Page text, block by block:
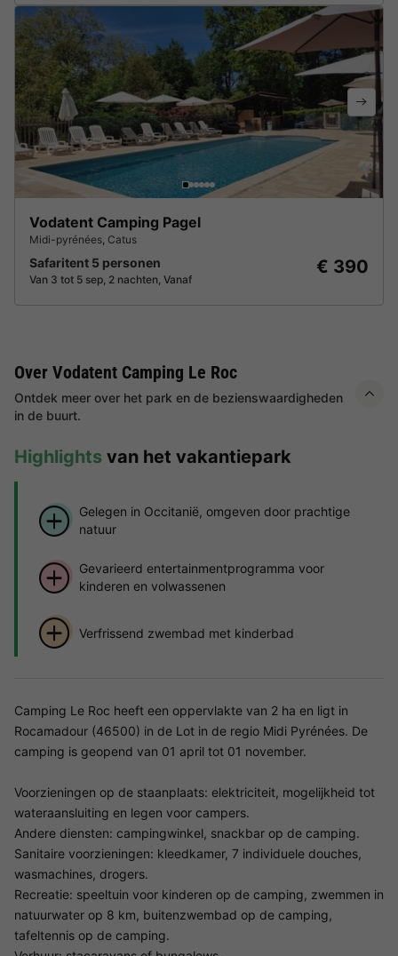
Vodatent Camping Pagel
Midi-pyrénées, Catus
Safaritent 5 personen
Van 3 tot 5 sep, 2 nachten, Vanaf
€ 390
Over Vodatent Camping Le Roc
Ontdek meer over het park en de bezienswaardigheden
in de buurt.
Highlights van het vakantiepark
Gelegen in Occitanië, omgeven door prachtige
natuur
Gevarieerd entertainmentprogramma voor
kinderen en volwassenen
Verfrissend zwembad met kinderbad
Camping Le Roc heeft een oppervlakte van 2 ha en ligt in
Rocamadour (46500) in de Lot in de regio Midi Pyrénées. De
camping is geopend van 01 april tot 01 november.
Voorzieningen op de staanplaats: elektriciteit, mogelijkheid tot
wateraansluiting en legen voor campers.
Andere diensten: campingwinkel, snackbar op de camping.
Sanitaire voorzieningen: kleedkamer, 7 individuele douches,
wasmachines, drogers.
Recreatie: speeltuin voor kinderen op de camping, zwemmen in
natuurwater op 8 km, buitenzwembad op de camping,
tafeltennis op de camping.